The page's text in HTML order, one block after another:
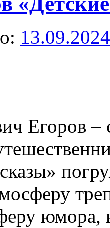
13.09.2024
Егоров
юмора,